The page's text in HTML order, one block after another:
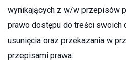
wynikających z w/w przepisów
prawo dostępu do treści swoich
usunięcia oraz przekazania w
przepisami prawa.